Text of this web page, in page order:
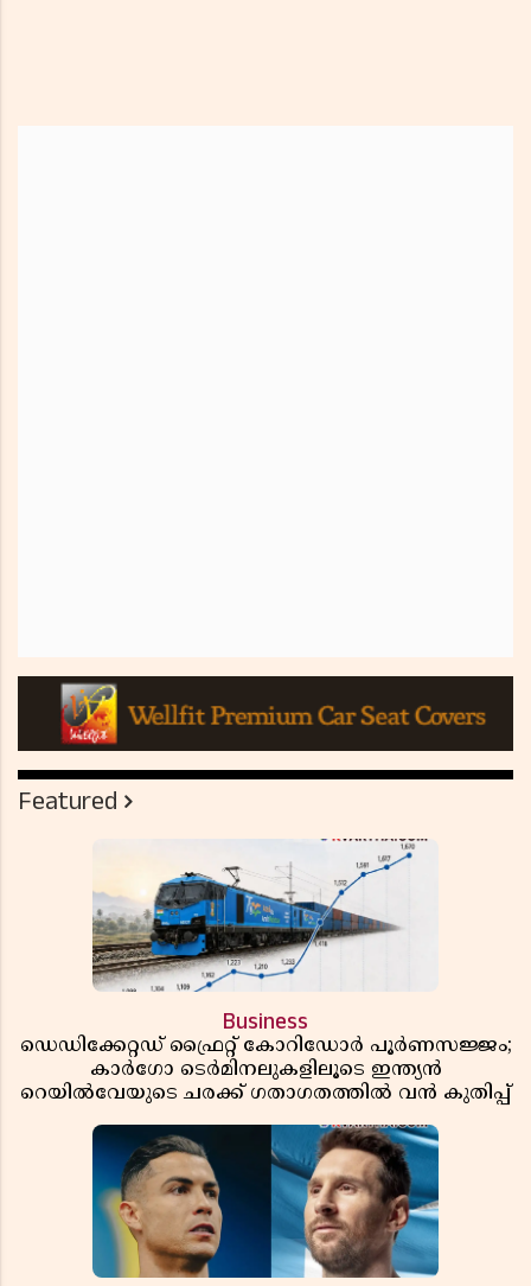
Featured
Business
ഡെഡിക്കേറ്റഡ് ഫ്രൈറ്റ് കോറിഡോർ പൂർണസജ്ജം;
കാർഗോ ടെർമിനലുകളിലൂടെ ഇന്ത്യൻ
റെയിൽവേയുടെ ചരക്ക് ഗതാഗതത്തിൽ വൻ കുതിപ്പ്